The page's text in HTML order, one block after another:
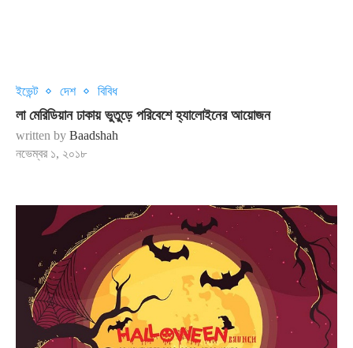
ইভেন্ট দেশ বিবিধ
লা মেরিডিয়ান ঢাকায় ভুতুড়ে পরিবেশে হ্যালোইনের আয়োজন
written by Baadshah
নভেম্বর ১, ২০১৮